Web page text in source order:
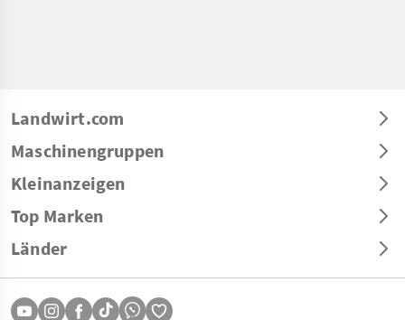
Landwirt.com
Maschinengruppen
Kleinanzeigen
Top Marken
Länder